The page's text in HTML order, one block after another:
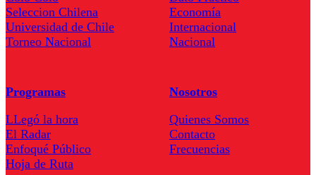
Seleccion Chilena
Universidad de Chile
Torneo Nacional
Economía
Internacional
Nacional
Programas
LLegó la hora
El Radar
Enfoqué Público
Hoja de Ruta
Nosotros
Quienes Somos
Contacto
Frecuencias